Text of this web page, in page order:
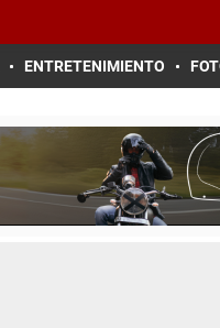
ENTRETENIMIENTO